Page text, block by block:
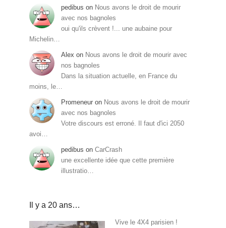
pedibus on Nous avons le droit de mourir
avec nos bagnoles
oui qu'ils crèvent !... une aubaine pour
Michelin…
Alex on Nous avons le droit de mourir avec
nos bagnoles
Dans la situation actuelle, en France du
moins, le…
Promeneur on Nous avons le droit de mourir
avec nos bagnoles
Votre discours est erroné. Il faut d'ici 2050
avoi…
pedibus on CarCrash
une excellente idée que cette première
illustratio…
Il y a 20 ans…
Vive le 4X4 parisien !